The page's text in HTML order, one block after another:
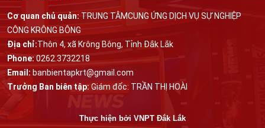
Cơ quan chủ quản:TRUNG TÂMCUNG ỨNG DỊCH VỤ SỰ NGHIỆP
CÔNG KRÔNG BÔNG
Địa chỉ:Thôn 4, xã Krông Bông, Tỉnh Đắk Lắk
Phone: 0262.3732218
Email: banbientapkrt@gmail.com
Trưởng Ban biên tập: Giám đốc: TRẦN THỊ HOÀI
Thực hiện bởi VNPT Đắk Lắk